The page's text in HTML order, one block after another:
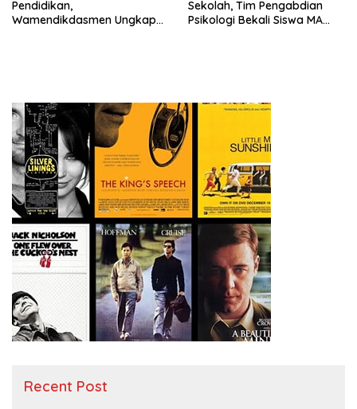
Pendidikan,
Wamendikdasmen Ungkap
Sekolah, Tim Pengabdian
Psikologi Bekali Siswa MA
Recent Post